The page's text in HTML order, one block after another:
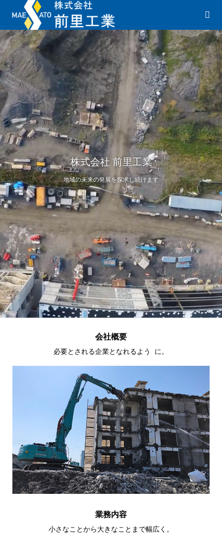
株式会社 前里工業
地域の未来の発展を探求し続けます
会社概要
必要とされる企業となれるよう に。
業務内容
小さなことから大きなことまで幅広く。